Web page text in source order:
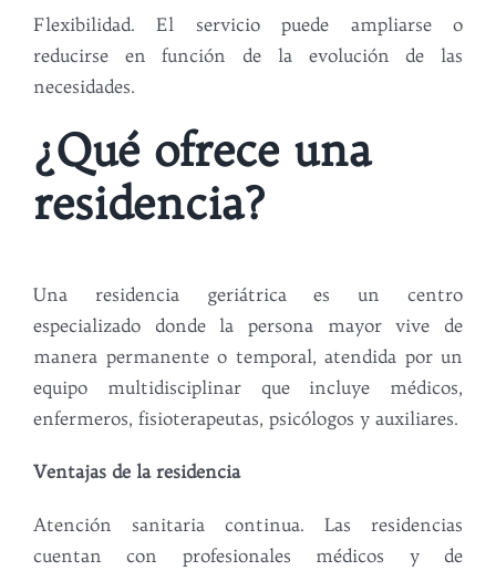
Flexibilidad. El servicio puede ampliarse o
reducirse en función de la evolución de las
necesidades.
¿Qué ofrece una
residencia?
Una residencia geriátrica es un centro
especializado donde la persona mayor vive de
manera permanente o temporal, atendida por un
equipo multidisciplinar que incluye médicos,
enfermeros, fisioterapeutas, psicólogos y auxiliares.
Ventajas de la residencia
Atención sanitaria continua. Las residencias
cuentan con profesionales médicos y de